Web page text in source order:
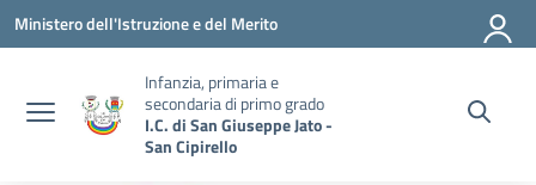
Vai ai contenuti
Vai al menu di navigazione
Vai al footer
Ministero dell'Istruzione e del Merito
Infanzia, primaria e
secondaria di primo grado
I.C. di San Giuseppe Jato -
San Cipirello